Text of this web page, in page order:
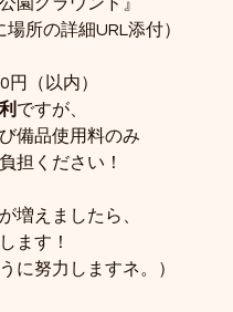
園グラウンド』
場所の詳細URL添付）
円（以内）
ですが、
備品使用料のみ
担ください！
増えましたら、
します！
に努力しますネ。）